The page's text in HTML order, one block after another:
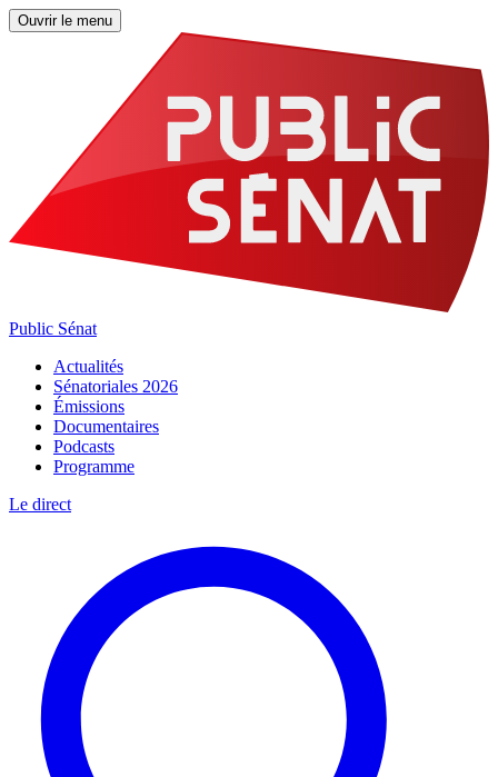
Ouvrir le menu
Public Sénat
Actualités
Sénatoriales 2026
Émissions
Documentaires
Podcasts
Programme
Le direct